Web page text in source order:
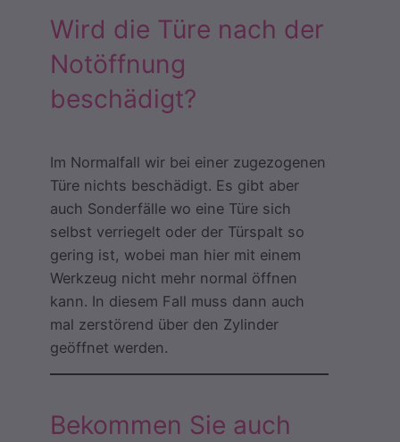
Wird die Türe nach der
Notöffnung
beschädigt?
Im Normalfall wir bei einer zugezogenen
Türe nichts beschädigt. Es gibt aber
auch Sonderfälle wo eine Türe sich
selbst verriegelt oder der Türspalt so
gering ist, wobei man hier mit einem
Werkzeug nicht mehr normal öffnen
kann. In diesem Fall muss dann auch
mal zerstörend über den Zylinder
geöffnet werden.
Bekommen Sie auch